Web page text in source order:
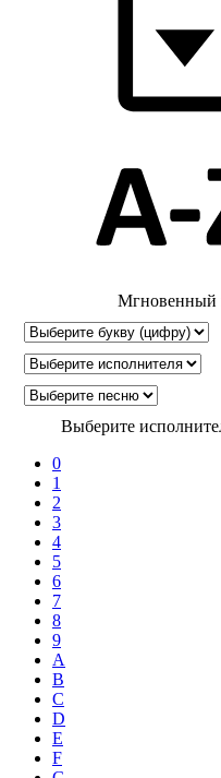
Мгновенный
Выберите
0
1
2
3
4
5
6
7
8
9
A
B
C
D
E
F